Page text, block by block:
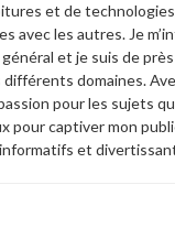
et de
avec les autres. Je
général et je suis de
domaines.
pour les sujets
pour captiver mon
informatifs et